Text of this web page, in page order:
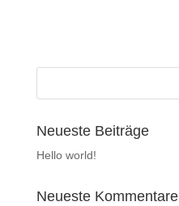
Neueste Beiträge
Hello world!
Neueste Kommentare